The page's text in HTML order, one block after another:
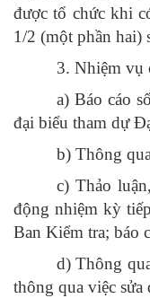
được tổ chức khi
1/2 (một phần hai)
3. Nhiệm vụ
a) Báo cáo
đại biểu tham dự
b) Thông
c) Thảo
động nhiệm kỳ
Ban Kiểm tra; báo
d) Thông
thông qua việc